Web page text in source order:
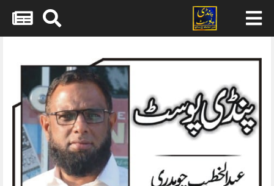
content